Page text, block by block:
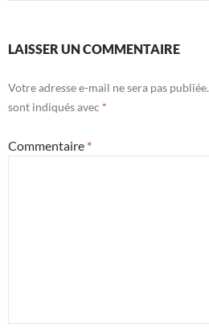
LAISSER UN COMMENTAIRE
Votre adresse e-mail ne sera pas publiée.
sont indiqués avec *
Commentaire *